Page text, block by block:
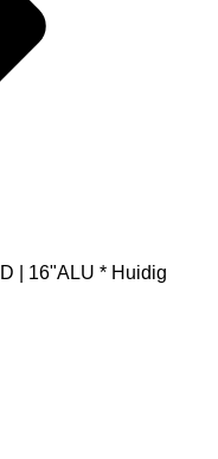
| 16"ALU * Huidig